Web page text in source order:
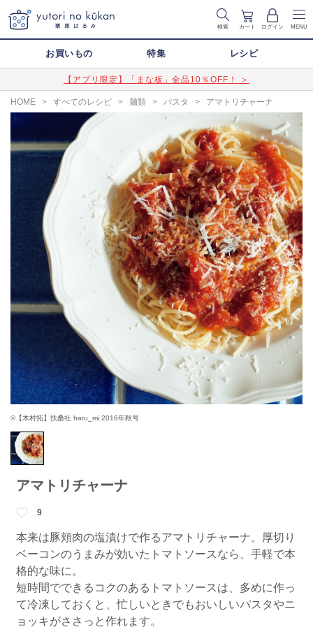
検索 カート ログイン MENU
お買いもの 特集 レシピ
【アプリ限定】「まな板」全品10％OFF！ ＞
HOME > すべてのレシピ > 麺類 > パスタ > アマトリチャーナ
©【木村拓】扶桑社 haru_mi 2016年秋号
アマトリチャーナ
9
本来は豚頬肉の塩漬けで作るアマトリチャーナ。厚切り
ベーコンのうまみが効いたトマトソースなら、手軽で本
格的な味に。
短時間でできるコクのあるトマトソースは、多めに作っ
て冷凍しておくと、忙しいときでもおいしいパスタやニ
ョッキがささっと作れます。